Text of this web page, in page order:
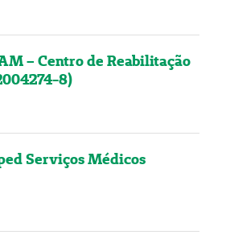
– Centro de Reabilitação
8)
Serviços Médicos